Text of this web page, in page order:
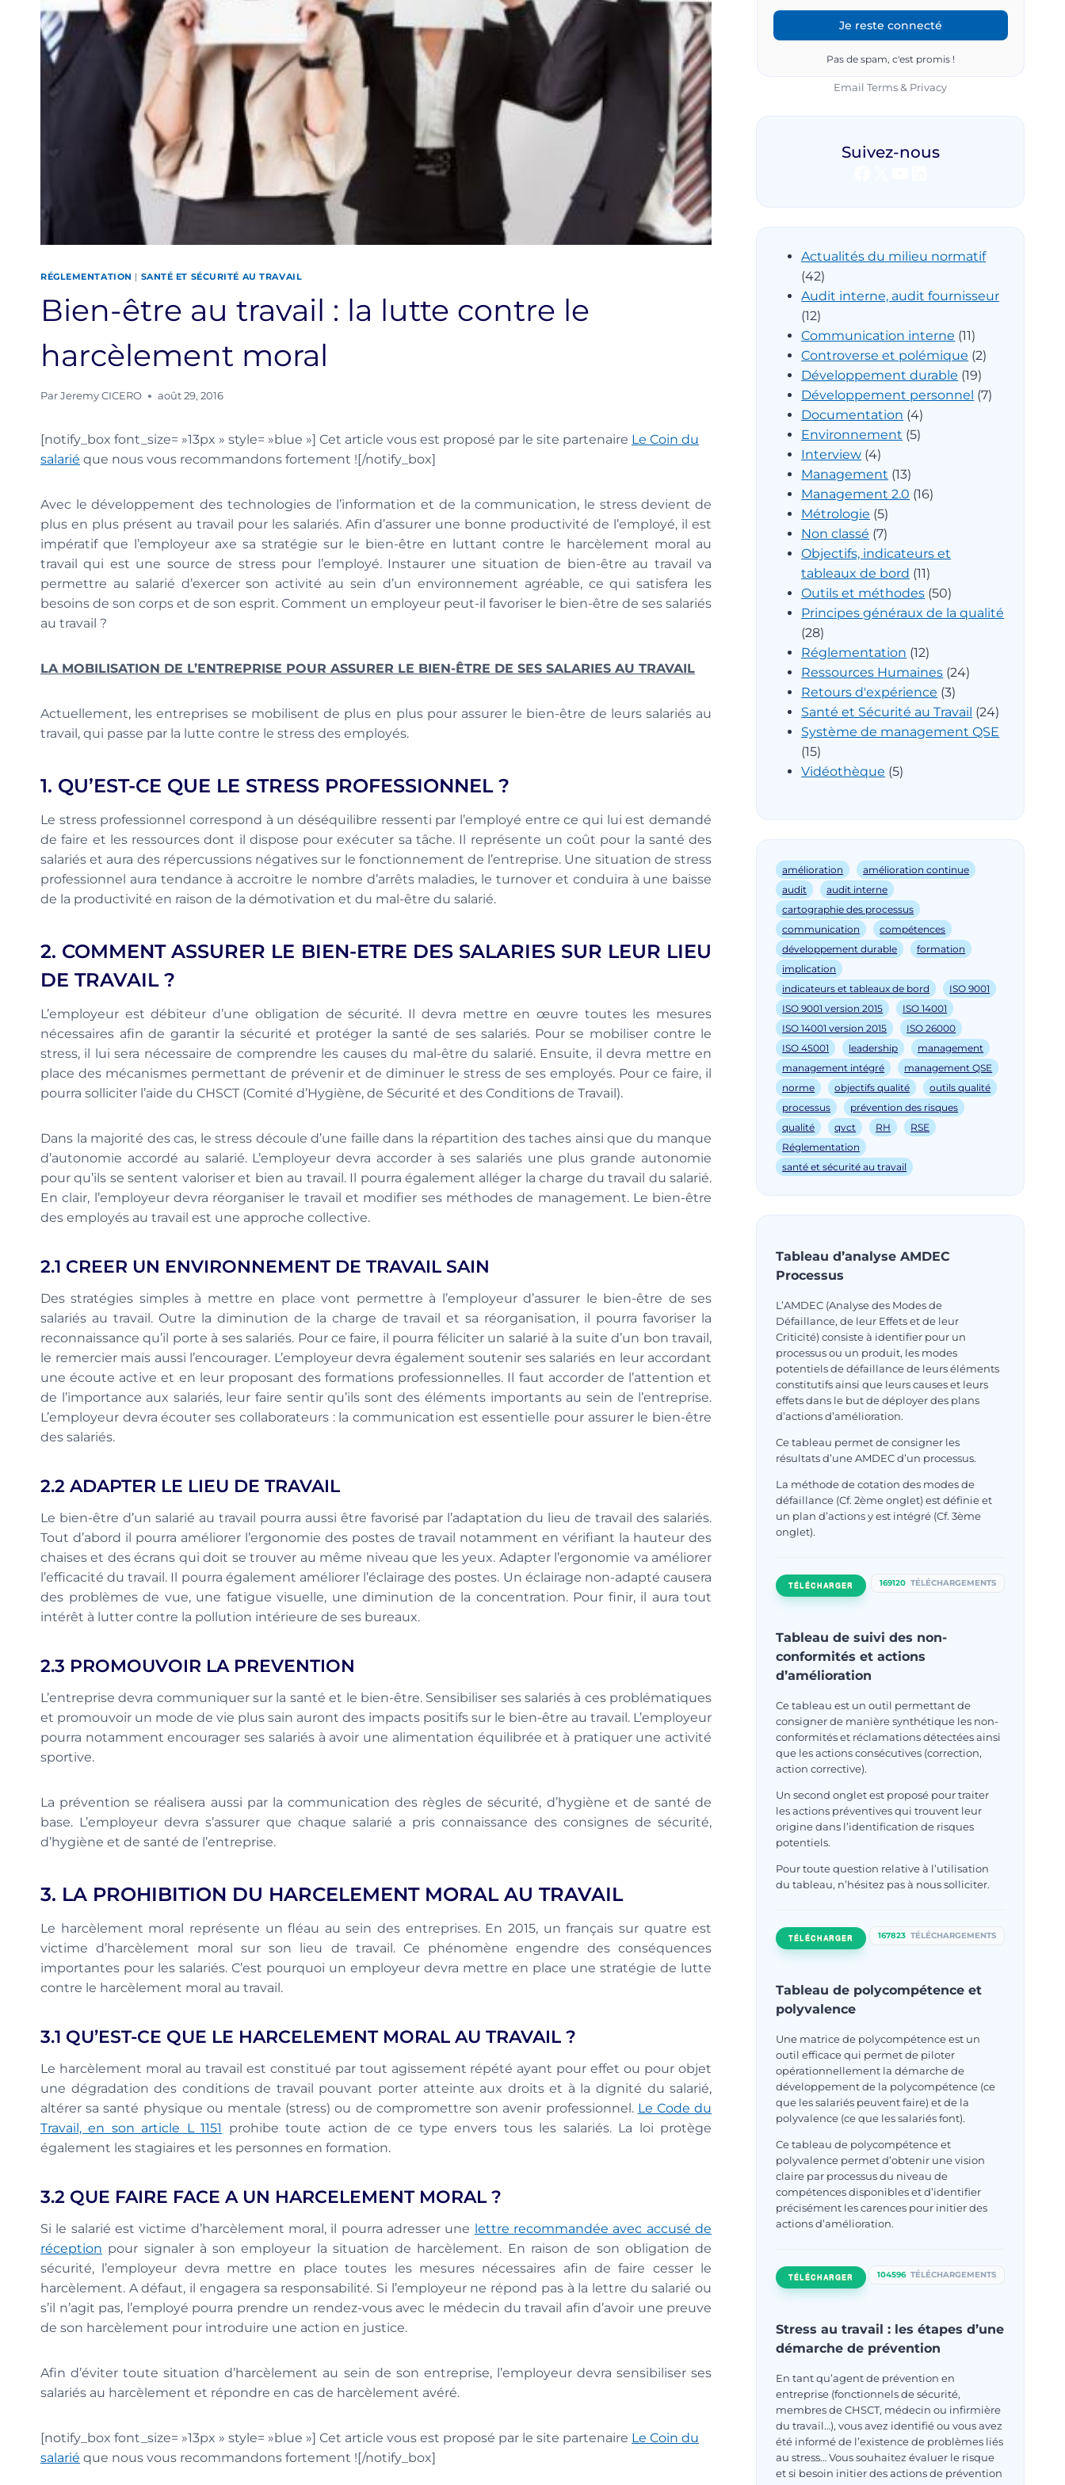
RÉGLEMENTATION | SANTÉ ET SÉCURITÉ AU TRAVAIL
Bien-être au travail : la lutte contre le
harcèlement moral
Par Jeremy CICERO août 29, 2016
[notify_box font_size= »13px » style= »blue »] Cet article vous est proposé par le site partenaire Le Coin du
salarié que nous vous recommandons fortement ![/notify_box]
Avec le développement des technologies de l’information et de la communication, le stress devient de
plus en plus présent au travail pour les salariés. Afin d’assurer une bonne productivité de l’employé, il est
impératif que l’employeur axe sa stratégie sur le bien-être en luttant contre le harcèlement moral au
travail qui est une source de stress pour l’employé. Instaurer une situation de bien-être au travail va
permettre au salarié d’exercer son activité au sein d’un environnement agréable, ce qui satisfera les
besoins de son corps et de son esprit. Comment un employeur peut-il favoriser le bien-être de ses salariés
au travail ?
LA MOBILISATION DE L’ENTREPRISE POUR ASSURER LE BIEN-ÊTRE DE SES SALARIES AU TRAVAIL
Actuellement, les entreprises se mobilisent de plus en plus pour assurer le bien-être de leurs salariés au
travail, qui passe par la lutte contre le stress des employés.
1. QU’EST-CE QUE LE STRESS PROFESSIONNEL ?
Le stress professionnel correspond à un déséquilibre ressenti par l’employé entre ce qui lui est demandé
de faire et les ressources dont il dispose pour exécuter sa tâche. Il représente un coût pour la santé des
salariés et aura des répercussions négatives sur le fonctionnement de l’entreprise. Une situation de stress
professionnel aura tendance à accroitre le nombre d’arrêts maladies, le turnover et conduira à une baisse
de la productivité en raison de la démotivation et du mal-être du salarié.
2. COMMENT ASSURER LE BIEN-ETRE DES SALARIES SUR LEUR LIEU
DE TRAVAIL ?
L’employeur est débiteur d’une obligation de sécurité. Il devra mettre en œuvre toutes les mesures
nécessaires afin de garantir la sécurité et protéger la santé de ses salariés. Pour se mobiliser contre le
stress, il lui sera nécessaire de comprendre les causes du mal-être du salarié. Ensuite, il devra mettre en
place des mécanismes permettant de prévenir et de diminuer le stress de ses employés. Pour ce faire, il
pourra solliciter l’aide du CHSCT (Comité d’Hygiène, de Sécurité et des Conditions de Travail).
Dans la majorité des cas, le stress découle d’une faille dans la répartition des taches ainsi que du manque
d’autonomie accordé au salarié. L’employeur devra accorder à ses salariés une plus grande autonomie
pour qu’ils se sentent valoriser et bien au travail. Il pourra également alléger la charge du travail du salarié.
En clair, l’employeur devra réorganiser le travail et modifier ses méthodes de management. Le bien-être
des employés au travail est une approche collective.
2.1 CREER UN ENVIRONNEMENT DE TRAVAIL SAIN
Des stratégies simples à mettre en place vont permettre à l’employeur d’assurer le bien-être de ses
salariés au travail. Outre la diminution de la charge de travail et sa réorganisation, il pourra favoriser la
reconnaissance qu’il porte à ses salariés. Pour ce faire, il pourra féliciter un salarié à la suite d’un bon travail,
le remercier mais aussi l’encourager. L’employeur devra également soutenir ses salariés en leur accordant
une écoute active et en leur proposant des formations professionnelles. Il faut accorder de l’attention et
de l’importance aux salariés, leur faire sentir qu’ils sont des éléments importants au sein de l’entreprise.
L’employeur devra écouter ses collaborateurs : la communication est essentielle pour assurer le bien-être
des salariés.
2.2 ADAPTER LE LIEU DE TRAVAIL
Le bien-être d’un salarié au travail pourra aussi être favorisé par l’adaptation du lieu de travail des salariés.
Tout d’abord il pourra améliorer l’ergonomie des postes de travail notamment en vérifiant la hauteur des
chaises et des écrans qui doit se trouver au même niveau que les yeux. Adapter l’ergonomie va améliorer
l’efficacité du travail. Il pourra également améliorer l’éclairage des postes. Un éclairage non-adapté causera
des problèmes de vue, une fatigue visuelle, une diminution de la concentration. Pour finir, il aura tout
intérêt à lutter contre la pollution intérieure de ses bureaux.
2.3 PROMOUVOIR LA PREVENTION
L’entreprise devra communiquer sur la santé et le bien-être. Sensibiliser ses salariés à ces problématiques
et promouvoir un mode de vie plus sain auront des impacts positifs sur le bien-être au travail. L’employeur
pourra notamment encourager ses salariés à avoir une alimentation équilibrée et à pratiquer une activité
sportive.
La prévention se réalisera aussi par la communication des règles de sécurité, d’hygiène et de santé de
base. L’employeur devra s’assurer que chaque salarié a pris connaissance des consignes de sécurité,
d’hygiène et de santé de l’entreprise.
3. LA PROHIBITION DU HARCELEMENT MORAL AU TRAVAIL
Le harcèlement moral représente un fléau au sein des entreprises. En 2015, un français sur quatre est
victime d’harcèlement moral sur son lieu de travail. Ce phénomène engendre des conséquences
importantes pour les salariés. C’est pourquoi un employeur devra mettre en place une stratégie de lutte
contre le harcèlement moral au travail.
3.1 QU’EST-CE QUE LE HARCELEMENT MORAL AU TRAVAIL ?
Le harcèlement moral au travail est constitué par tout agissement répété ayant pour effet ou pour objet
une dégradation des conditions de travail pouvant porter atteinte aux droits et à la dignité du salarié,
altérer sa santé physique ou mentale (stress) ou de compromettre son avenir professionnel. Le Code du
Travail, en son article L 1151
prohibe toute action de ce type envers tous les salariés. La loi protège
également les stagiaires et les personnes en formation.
3.2 QUE FAIRE FACE A UN HARCELEMENT MORAL ?
Si le salarié est victime d’harcèlement moral, il pourra adresser une lettre recommandée avec accusé de
réception pour signaler à son employeur la situation de harcèlement. En raison de son obligation de
sécurité, l’employeur devra mettre en place toutes les mesures nécessaires afin de faire cesser le
harcèlement. A défaut, il engagera sa responsabilité. Si l’employeur ne répond pas à la lettre du salarié ou
s’il n’agit pas, l’employé pourra prendre un rendez-vous avec le médecin du travail afin d’avoir une preuve
de son harcèlement pour introduire une action en justice.
Afin d’éviter toute situation d’harcèlement au sein de son entreprise, l’employeur devra sensibiliser ses
salariés au harcèlement et répondre en cas de harcèlement avéré.
[notify_box font_size= »13px » style= »blue »] Cet article vous est proposé par le site partenaire Le Coin du
salarié que nous vous recommandons fortement ![/notify_box]
Pas de spam, c'est promis !
EmailTerms & Privacy
Suivez-nous
Actualités du milieu normatif
(42)
Audit interne, audit fournisseur
(12)
Communication interne (11)
Controverse et polémique (2)
Développement durable (19)
Développement personnel (7)
Documentation (4)
Environnement (5)
Interview (4)
Management (13)
Management 2.0 (16)
Métrologie (5)
Non classé (7)
Objectifs, indicateurs et
tableaux de bord (11)
Outils et méthodes (50)
Principes généraux de la qualité
(28)
Réglementation (12)
Ressources Humaines (24)
Retours d'expérience (3)
Santé et Sécurité au Travail (24)
Système de management QSE
(15)
Vidéothèque (5)
amélioration
amélioration continue
audit
audit interne
cartographie des processus
communication
compétences
développement durable
formation
implication
indicateurs et tableaux de bord
ISO 9001
ISO 9001 version 2015
ISO 14001
ISO 14001 version 2015
ISO 26000
ISO 45001
leadership
management
management intégré
management QSE
norme
objectifs qualité
outils qualité
processus
prévention des risques
qualité
qvct RH
RSE
Réglementation
santé et sécurité au travail
Tableau d’analyse AMDEC
Processus
L’AMDEC (Analyse des Modes de
Défaillance, de leur Effets et de leur
Criticité) consiste à identifier pour un
processus ou un produit, les modes
potentiels de défaillance de leurs éléments
constitutifs ainsi que leurs causes et leurs
effets dans le but de déployer des plans
d’actions d’amélioration.
Ce tableau permet de consigner les
résultats d’une AMDEC d’un processus.
La méthode de cotation des modes de
défaillance (Cf. 2ème onglet) est définie et
un plan d’actions y est intégré (Cf. 3ème
onglet).
TÉLÉCHARGER 169120 TÉLÉCHARGEMENTS
Tableau de suivi des non-
conformités et actions
d’amélioration
Ce tableau est un outil permettant de
consigner de manière synthétique les non-
conformités et réclamations détectées ainsi
que les actions consécutives (correction,
action corrective).
Un second onglet est proposé pour traiter
les actions préventives qui trouvent leur
origine dans l’identification de risques
potentiels.
Pour toute question relative à l’utilisation
du tableau, n’hésitez pas à nous solliciter.
TÉLÉCHARGER 167823 TÉLÉCHARGEMENTS
Tableau de polycompétence et
polyvalence
Une matrice de polycompétence est un
outil efficace qui permet de piloter
opérationnellement la démarche de
développement de la polycompétence (ce
que les salariés peuvent faire) et de la
polyvalence (ce que les salariés font).
Ce tableau de polycompétence et
polyvalence permet d’obtenir une vision
claire par processus du niveau de
compétences disponibles et d’identifier
précisément les carences pour initier des
actions d’amélioration.
TÉLÉCHARGER 104596 TÉLÉCHARGEMENTS
Stress au travail : les étapes d’une
démarche de prévention
En tant qu’agent de prévention en
entreprise (fonctionnels de sécurité,
membres de CHSCT, médecin ou infirmière
du travail…), vous avez identifié ou vous avez
été informé de l’existence de problèmes liés
au stress… Vous souhaitez évaluer le risque
et si besoin initier des actions de prévention